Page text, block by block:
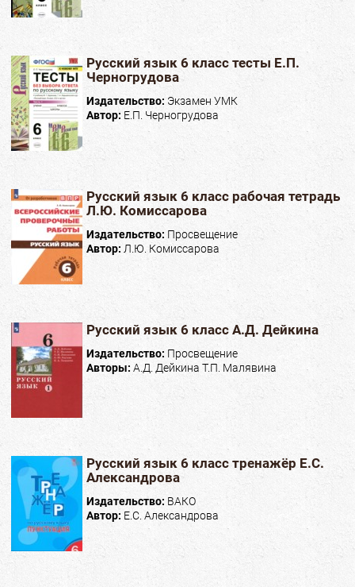
Русский язык 6 класс тесты Е.П.
Черногрудова
Издательство: Экзамен УМК
Автор: Е.П. Черногрудова
Русский язык 6 класс рабочая тетрадь
Л.Ю. Комиссарова
Издательство: Просвещение
Автор: Л.Ю. Комиссарова
Русский язык 6 класс А.Д. Дейкина
Издательство: Просвещение
Авторы: А.Д. Дейкина Т.П. Малявина
Русский язык 6 класс тренажёр Е.С.
Александрова
Издательство: ВАКО
Автор: Е.С. Александрова